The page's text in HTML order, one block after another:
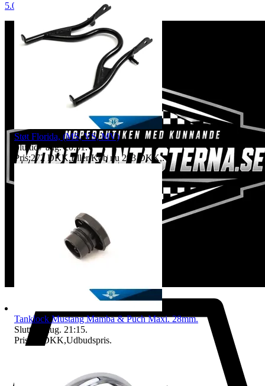
5.0
Støt Florida, (MS, VS, MV)
Sluttid7 aug. 20:51.
Pris:272 DKK,Eller Køb nu 293 DKK,.
Tanklock Mustang Mamba & Puch Maxi. 28mm.
Sluttid
7 aug. 21:15.
Pris:
24 DKK,Udbudspris.